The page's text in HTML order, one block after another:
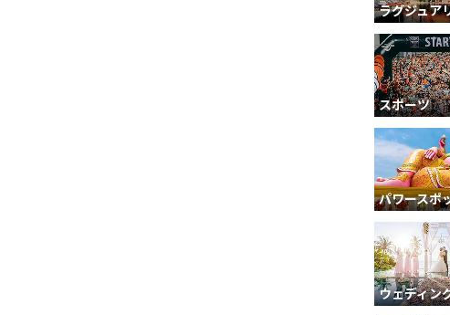
ラグジュア
スポーツ
パワースポ
ウェディン